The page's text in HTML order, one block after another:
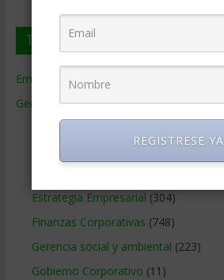
Temas de Gerencia
Empresas de Gerencia
Gerencia(9.477)
Ciencias Económicas(80)
Estrategia Empresarial (304)
Finanzas Corporativas (748)
Gerencia social y ambiental (223)
Gobierno Corporativo (11)
REGISTRESE YA